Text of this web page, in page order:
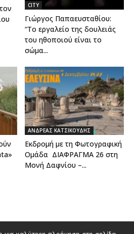
CITY
Γιώργος Παπαευσταθίου:
“Το εργαλείο της δουλειάς
του ηθοποιού είναι το
σώμα...
ΑΝΔΡΕΑΣ ΚΑΤΣΙΚΟΥΔΗΣ
Εκδρομή με τη Φωτογραφική
Ομάδα ΔΙΑΦΡΑΓΜΑ 26 στη
Μονή Δαφνίου –...